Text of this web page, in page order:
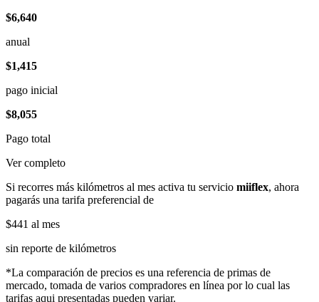
$6,640
anual
$1,415
pago inicial
$8,055
Pago total
Ver completo
Si recorres más kilómetros al mes activa tu servicio miiflex, ahora
pagarás una tarifa preferencial de
$441 al mes
sin reporte de kilómetros
*La comparación de precios es una referencia de primas de
mercado, tomada de varios compradores en línea por lo cual las
tarifas aqui presentadas pueden variar.